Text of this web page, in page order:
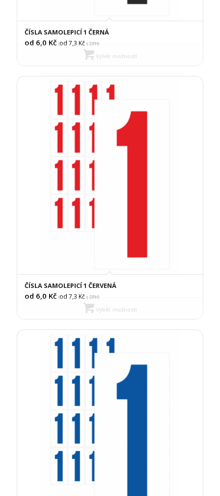
ČÍSLA SAMOLEPICÍ 1 ČERNÁ
od 6,0 Kč (od 7,3 Kčs DPH)
Výběr možností
ČÍSLA SAMOLEPICÍ 1 ČERVENÁ
od 6,0 Kč (od 7,3 Kčs DPH)
Výběr možností